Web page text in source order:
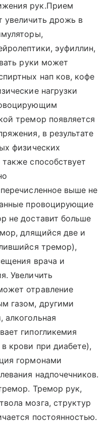
рук.Прием
увеличить дрожь в
эуфиллин,
руки может
нап ков, кофе
нагрузки
тремор появляется
в результате
физических
способствует
выше не
провоцирующие
не доставит больше
длящийся две и
тремор),
врача и
Увеличить
отравление
газом, другими
гипогликемия
крови при диабете),
гормонами
надпочечников.
Тремор рук,
мозга, структур
постоянностью.